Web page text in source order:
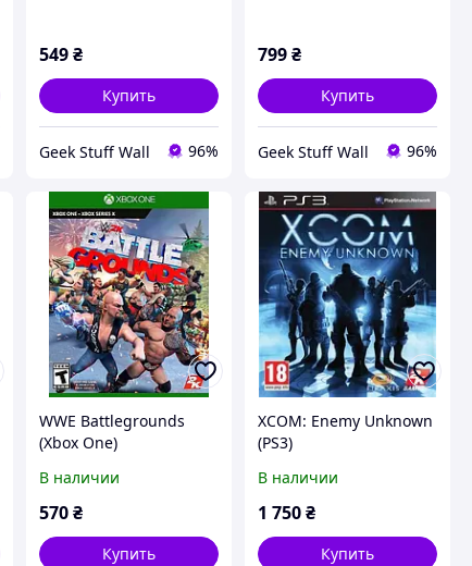
549 ₴
Купить
Geek Stuff Wall 96%
799₴
Купить
Geek Stuff Wall 96%
WWE Battlegrounds
(Xbox One)
В наличии
570 ₴
Купить
XCOM: Enemy Unknown
(PS3)
В наличии
1 750₴
Купить